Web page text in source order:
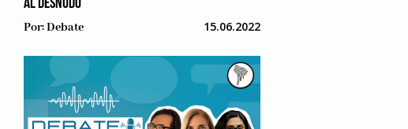
AL DESNUDO
Por:Debate 15.06.2022